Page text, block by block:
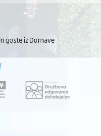
goste iz Dornave